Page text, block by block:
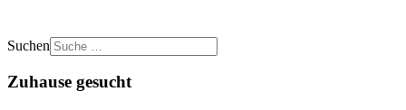
Suchen
Zuhause gesucht